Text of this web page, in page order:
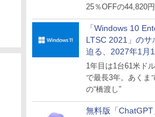
25％OFFの44,820円
「Windows 10
LTSC 2021」のサ
迫る、2027年1月
～ESUは9月1日か
1年目は1台61米ド
で最長3年。あくま
の“橋渡し”
無料版「ChatGPT